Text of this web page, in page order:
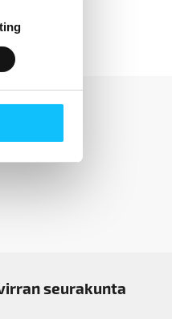
seurakunta